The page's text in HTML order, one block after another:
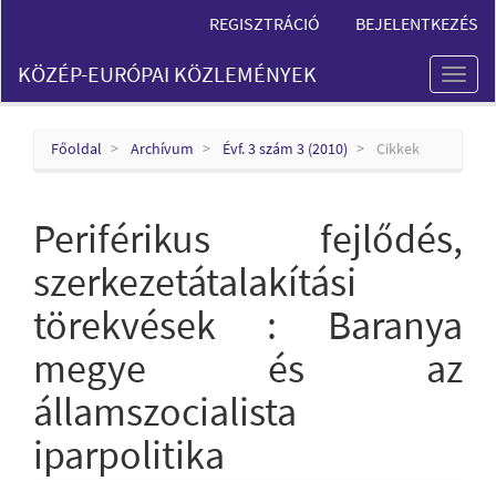
Content
Sidebar
REGISZTRÁCIÓ BEJELENTKEZÉS
Toggle
KÖZÉP-EURÓPAI KÖZLEMÉNYEK
Főoldal Archívum Évf. 3 szám 3 (2010) Cikkek
Periférikus fejlődés,
szerkezetátalakítási
törekvések : Baranya
megye és az
államszocialista
iparpolitika